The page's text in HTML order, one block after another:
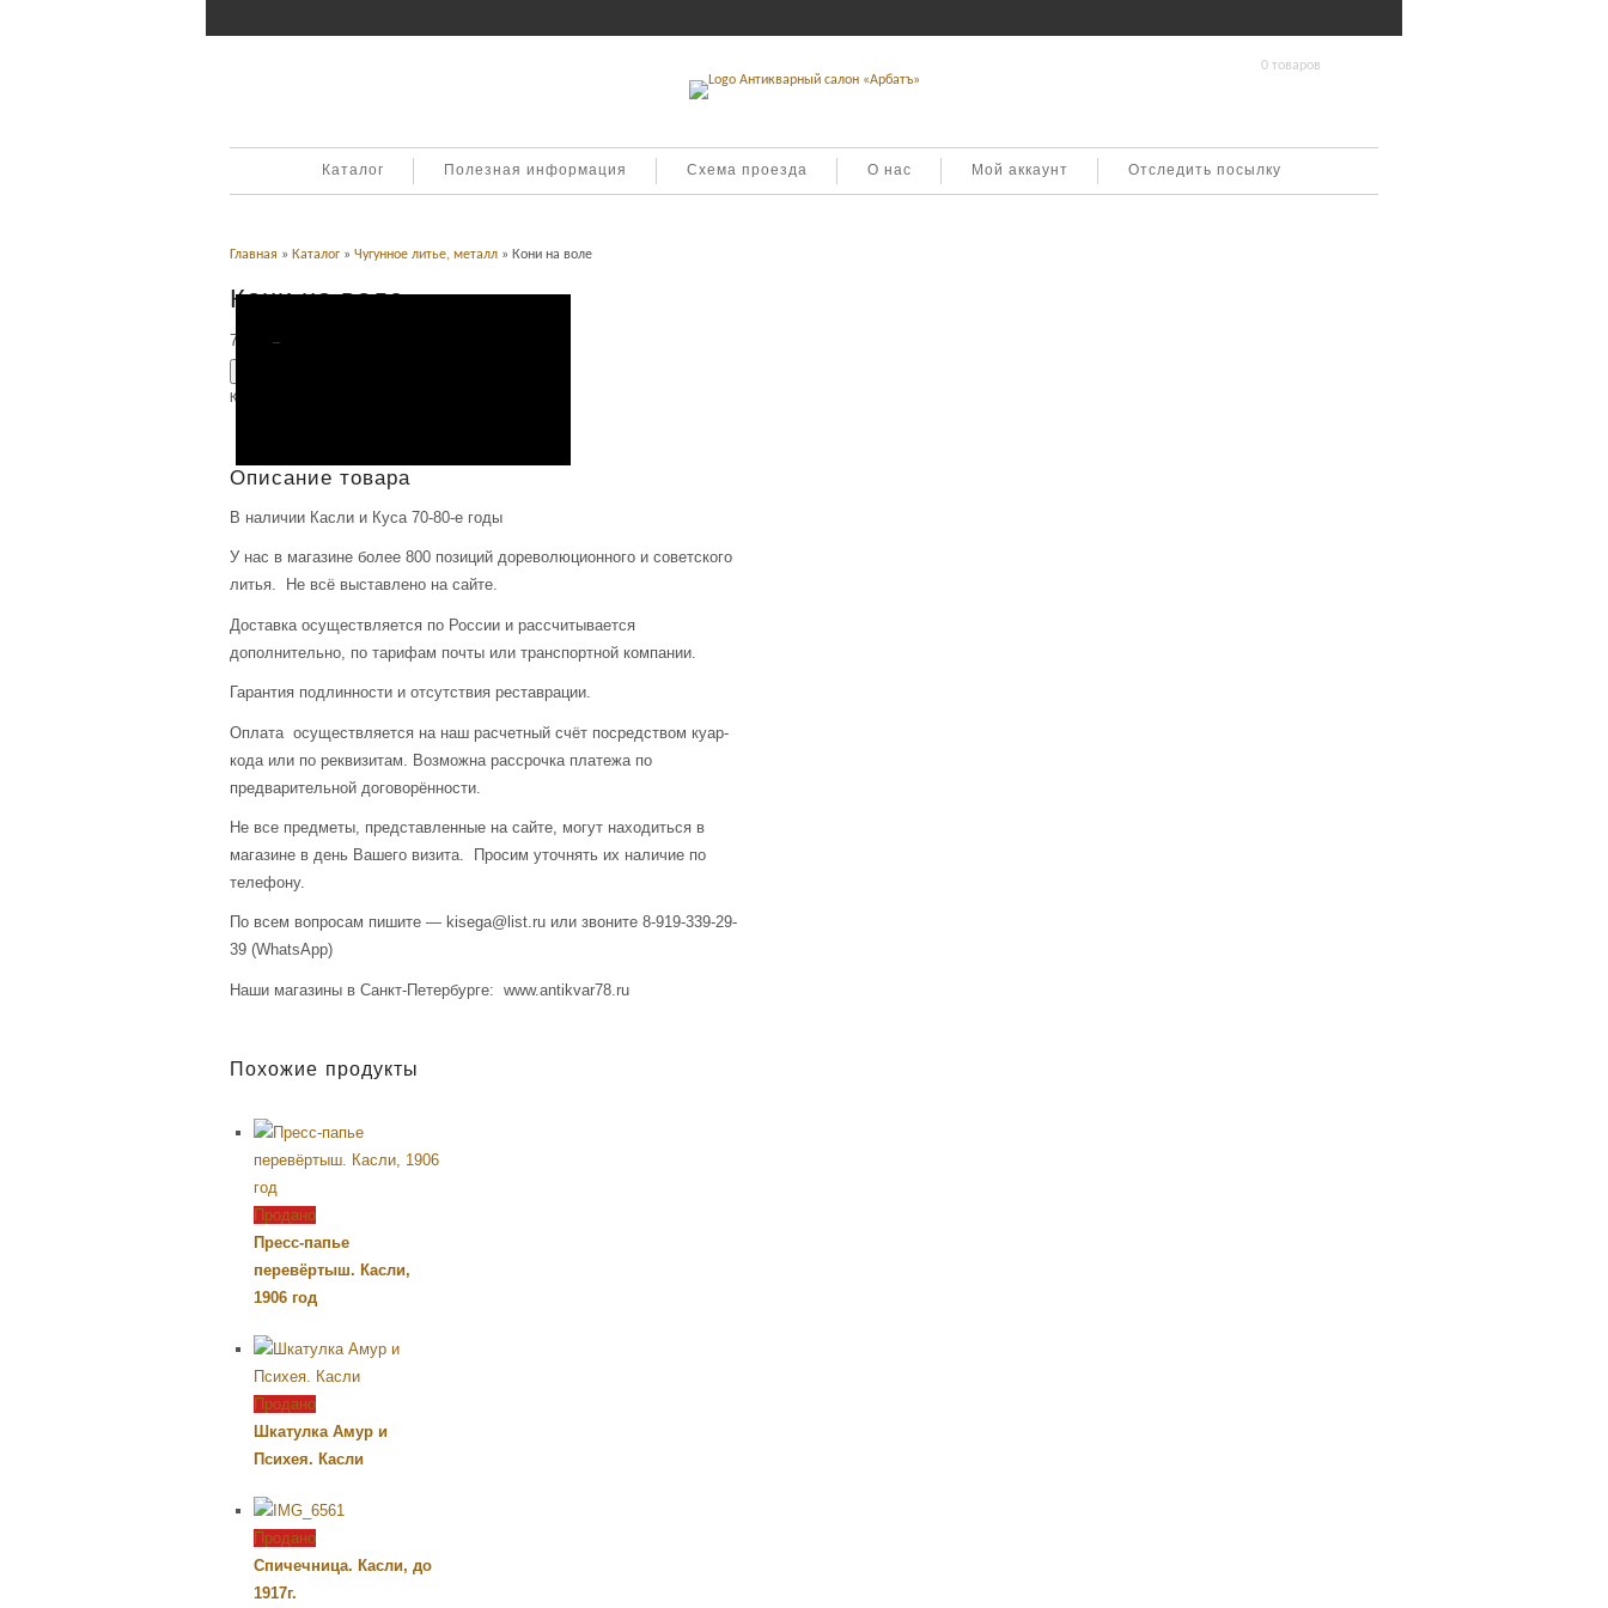
0 товаров
Каталог Полезная информация Схема проезда О нас Мой аккаунт Отследить посылку
Главная » Каталог » Чугунное литье, металл » Кони на воле
Кони на воле
7,500 Р
Категория:
Описание товара
В наличии Касли и Куса 70-80-е годы
У нас в магазине более 800 позиций дореволюционного и советского
литья. Не всё выставлено на сайте.
Доставка осуществляется по России и рассчитывается
дополнительно, по тарифам почты или транспортной компании.
Гарантия подлинности и отсутствия реставрации.
Оплата осуществляется на наш расчетный счёт посредством куар-
кода или по реквизитам. Возможна рассрочка платежа по
предварительной договорённости.
Не все предметы, представленные на сайте, могут находиться в
магазине в день Вашего визита. Просим уточнять их наличие по
телефону.
По всем вопросам пишите — kisega@list.ru или звоните 8-919-339-29-
39 (WhatsApp)
Наши магазины в Санкт-Петербурге: www.antikvar78.ru
Похожие продукты
Продано
Пресс-папье
перевёртыш. Касли,
1906 год
Продано
Шкатулка Амур и
Психея. Касли
Продано
Спичечница. Касли, до
1917г.